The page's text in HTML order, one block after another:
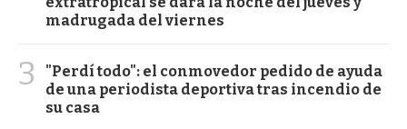
madrugada del viernes
3
"Perdí todo": el conmovedor pedido de ayuda
de una periodista deportiva tras incendio de
su casa